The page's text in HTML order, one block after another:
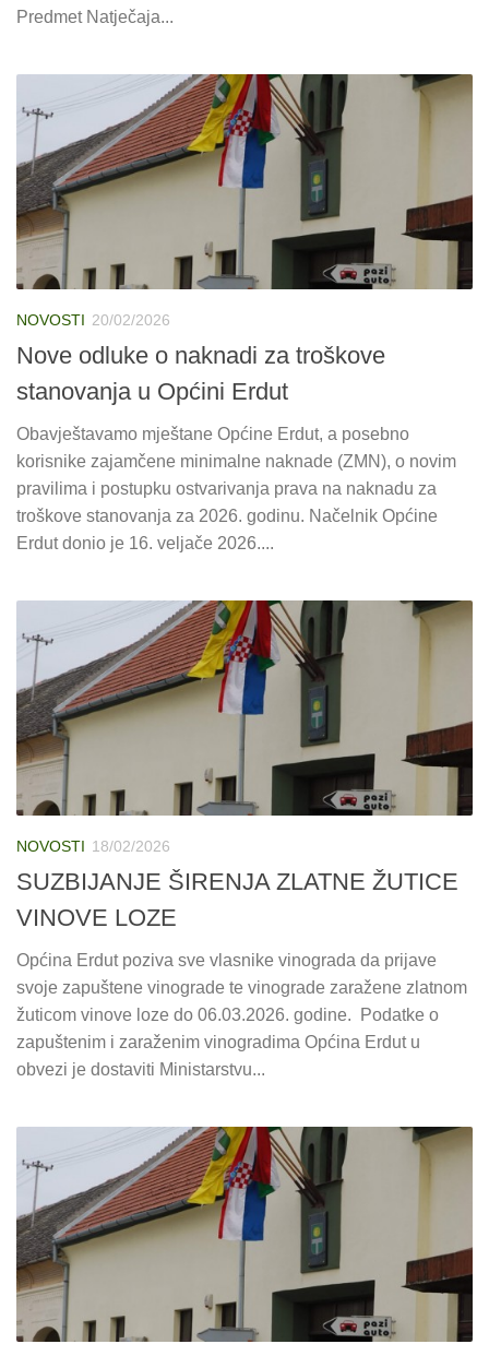
Predmet Natječaja...
NOVOSTI 20/02/2026
Nove odluke o naknadi za troškove
stanovanja u Općini Erdut
Obavještavamo mještane Općine Erdut, a posebno
korisnike zajamčene minimalne naknade (ZMN), o novim
pravilima i postupku ostvarivanja prava na naknadu za
troškove stanovanja za 2026. godinu. Načelnik Općine
Erdut donio je 16. veljače 2026....
NOVOSTI 18/02/2026
SUZBIJANJE ŠIRENJA ZLATNE ŽUTICE
VINOVE LOZE
Općina Erdut poziva sve vlasnike vinograda da prijave
svoje zapuštene vinograde te vinograde zaražene zlatnom
žuticom vinove loze do 06.03.2026. godine. Podatke o
zapuštenim i zaraženim vinogradima Općina Erdut u
obvezi je dostaviti Ministarstvu...